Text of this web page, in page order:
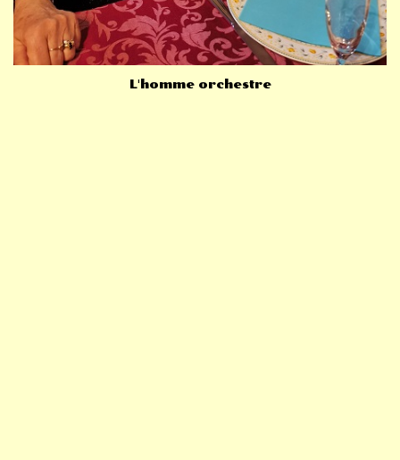
L'homme orchestre